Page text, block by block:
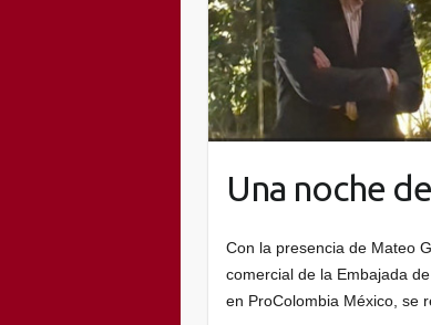
Una noche
Con la presencia de Mateo
comercial de la Embajada
en ProColombia México, se